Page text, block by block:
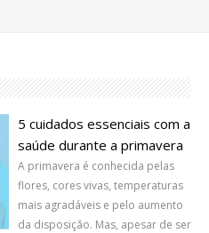
5 cuidados essenciais com a
saúde durante a primavera
A primavera é conhecida pelas
flores, cores vivas, temperaturas
mais agradáveis e pelo aumento
da disposição. Mas, apesar de ser